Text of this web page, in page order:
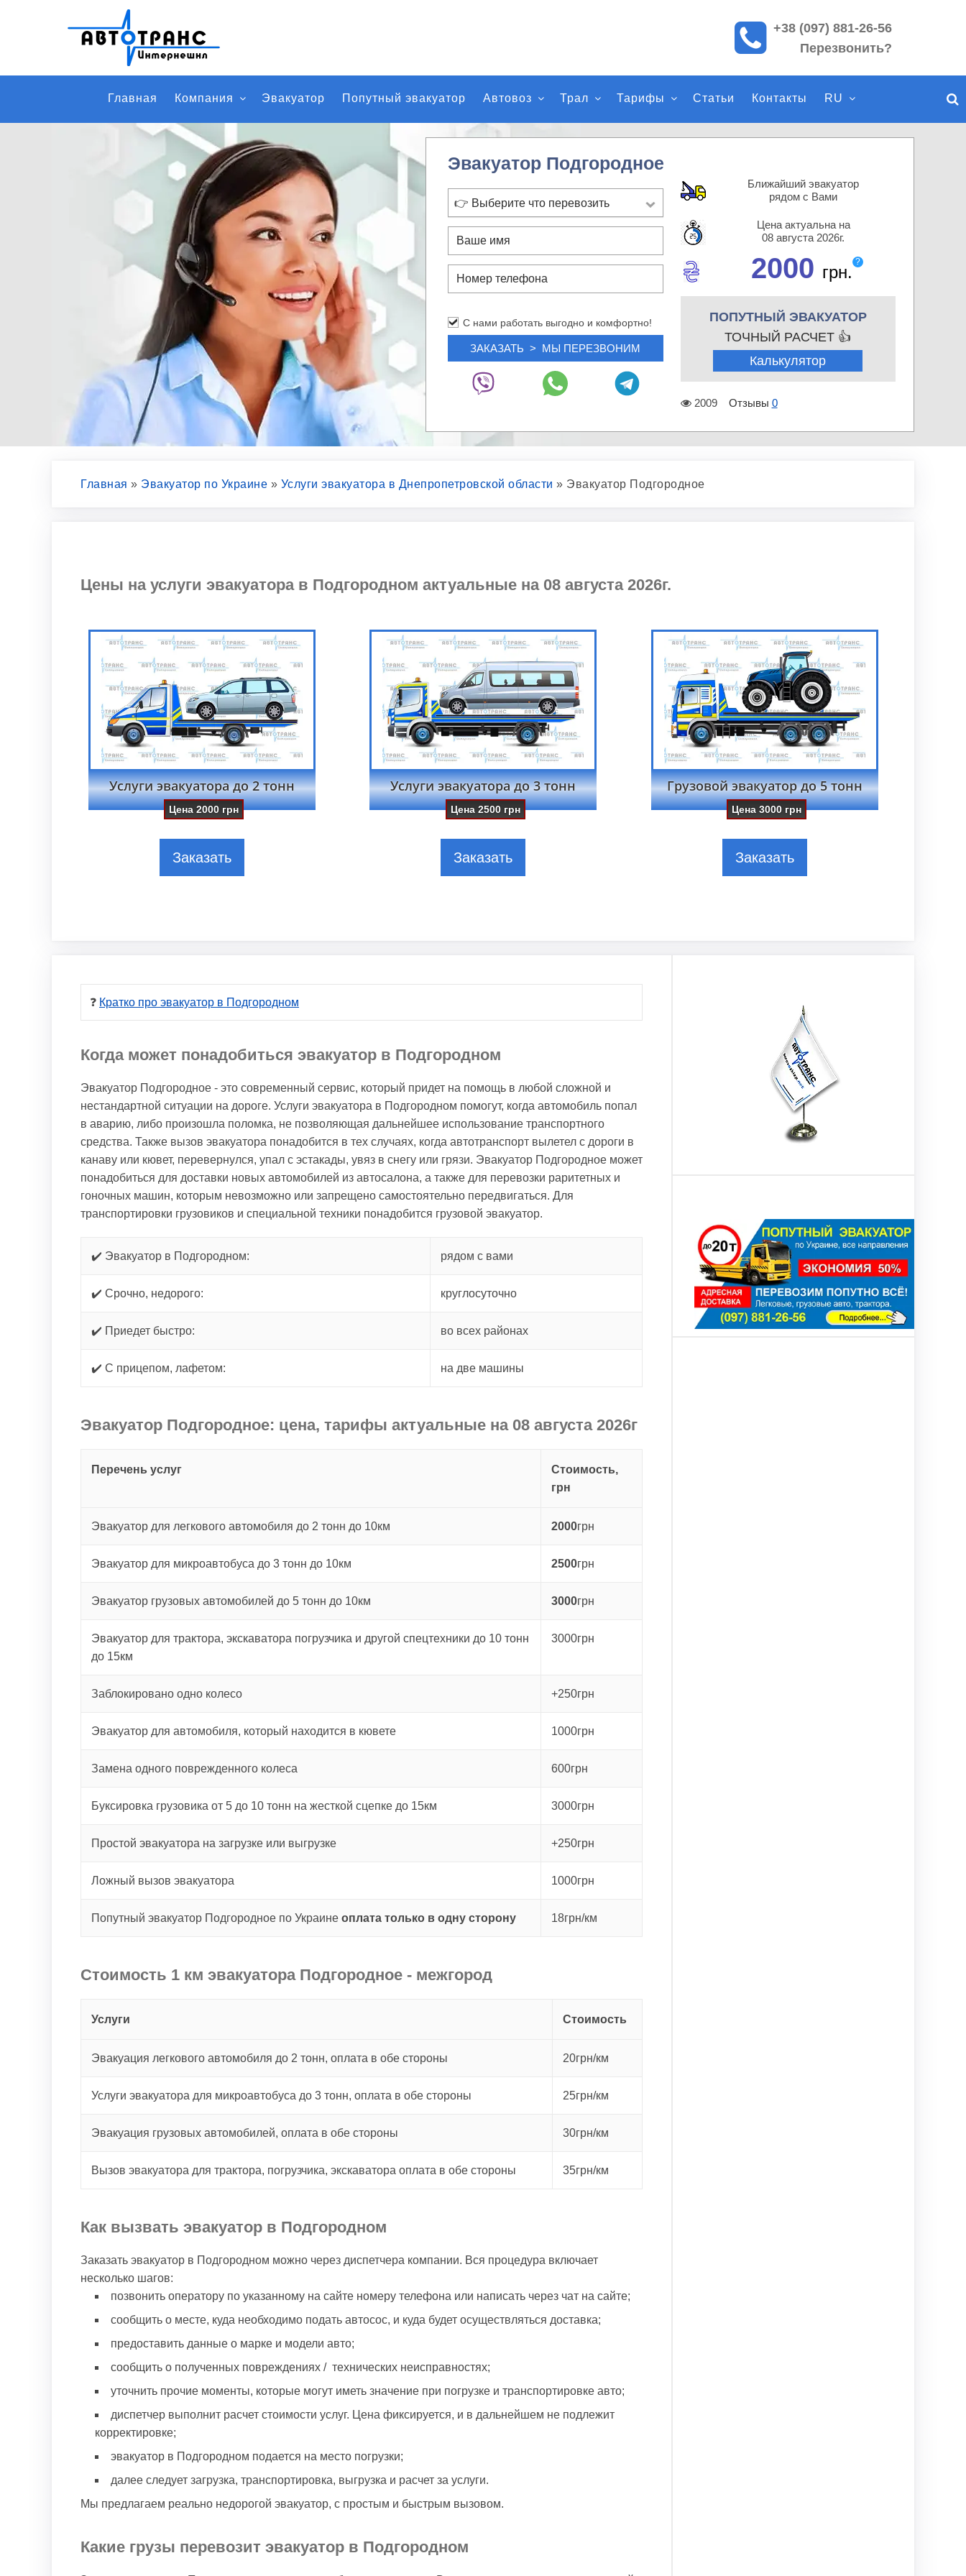
к
п
о
й
у
+38 (097) 881-26-56
Перезвонить?
Главная Компания Эвакуатор Попутный эвакуатор Автовоз Трал Тарифы Статьи Контакты RU
Эвакуатор Подгородное
👉 Выберите что перевозить
С нами работать выгодно и комфортно!
Ближайший эвакуатор
рядом с Вами
Цена актуальна на
08 августа 2026г.
2000 грн.
?
ПОПУТНЫЙ ЭВАКУАТОР
ТОЧНЫЙ РАСЧЕТ 👍
Калькулятор
2009 Отзывы 0
Главная » Эвакуатор по Украине » Услуги эвакуатора в Днепропетровской области » Эвакуатор Подгородное
Цены на услуги эвакуатора в Подгородном актуальные на 08 августа 2026г.
Услуги эвакуатора до 2 тонн
Цена2000 грн
Заказать
Услуги эвакуатора до 3 тонн
Цена 2500грн
Заказать
Грузовой эвакуатор до 5 тонн
Цена3000 грн
Заказать
❓ Кратко про эвакуатор в Подгородном
Когда может понадобиться эвакуатор в Подгородном
Эвакуатор Подгородное - это современный сервис, который придет на помощь в любой сложной и
нестандартной ситуации на дороге. Услуги эвакуатора в Подгородном помогут, когда автомобиль попал
в аварию, либо произошла поломка, не позволяющая дальнейшее использование транспортного
средства. Также вызов эвакуатора понадобится в тех случаях, когда автотранспорт вылетел с дороги в
канаву или кювет, перевернулся, упал с эстакады, увяз в снегу или грязи. Эвакуатор Подгородное может
понадобиться для доставки новых автомобилей из автосалона, а также для перевозки раритетных и
гоночных машин, которым невозможно или запрещено самостоятельно передвигаться. Для
транспортировки грузовиков и специальной техники понадобится грузовой эвакуатор.
✔️ Эвакуатор в Подгородном: рядом с вами
✔️ Срочно, недорого: круглосуточно
✔️ Приедет быстро: во всех районах
✔️ С прицепом, лафетом: на две машины
Эвакуатор Подгородное: цена, тарифы актуальные на 08 августа 2026г
Перечень услуг
Стоимость,
грн
Эвакуатор для легкового автомобиля до 2 тонн до 10км 2000грн
Эвакуатор для микроавтобуса до 3 тонн до 10км 2500грн
Эвакуатор грузовых автомобилей до 5 тонн до 10км 3000грн
Эвакуатор для трактора, экскаватора погрузчика и другой спецтехники до 10 тонн
до 15км
3000грн
Заблокировано одно колесо +250грн
Эвакуатор для автомобиля, который находится в кювете 1000грн
Замена одного поврежденного колеса 600грн
Буксировка грузовика от 5 до 10 тонн на жесткой сцепке до 15км 3000грн
Простой эвакуатора на загрузке или выгрузке +250грн
Ложный вызов эвакуатора 1000грн
Попутный эвакуатор Подгородное по Украине оплата только в одну сторону 18грн/км
Стоимость 1 км эвакуатора Подгородное - межгород
Услуги Стоимость
Эвакуация легкового автомобиля до 2 тонн, оплата в обе стороны 20грн/км
Услуги эвакуатора для микроавтобуса до 3 тонн, оплата в обе стороны 25грн/км
Эвакуация грузовых автомобилей, оплата в обе стороны 30грн/км
Вызов эвакуатора для трактора, погрузчика, экскаватора оплата в обе стороны 35грн/км
Как вызвать эвакуатор в Подгородном
Заказать эвакуатор в Подгородном можно через диспетчера компании. Вся процедура включает
несколько шагов:
позвонить оператору по указанному на сайте номеру телефона или написать через чат на сайте;
сообщить о месте, куда необходимо подать автосос, и куда будет осуществляться доставка;
предоставить данные о марке и модели авто;
сообщить о полученных повреждениях / технических неисправностях;
уточнить прочие моменты, которые могут иметь значение при погрузке и транспортировке авто;
диспетчер выполнит расчет стоимости услуг. Цена фиксируется, и в дальнейшем не подлежит
корректировке;
эвакуатор в Подгородном подается на место погрузки;
далее следует загрузка, транспортировка, выгрузка и расчет за услуги.
Мы предлагаем реально недорогой эвакуатор, с простым и быстрым вызовом.
Какие грузы перевозит эвакуатор в Подгородном